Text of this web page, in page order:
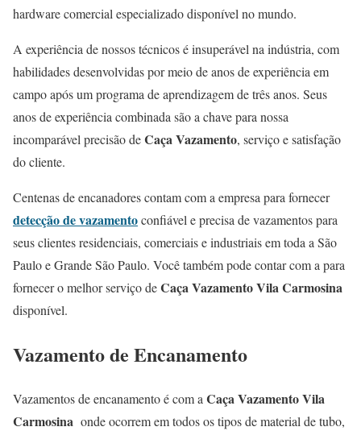
hardware comercial especializado disponível no mundo.
A experiência de nossos técnicos é insuperável na indústria, com
habilidades desenvolvidas por meio de anos de experiência em
campo após um programa de aprendizagem de três anos. Seus
anos de experiência combinada são a chave para nossa
incomparável precisão deCaça Vazamento, serviço e satisfação
do cliente.
Centenas de encanadores contam com a empresa para fornecer
detecção de vazamentoconfiável e precisa de vazamentos para
seus clientes residenciais, comerciais e industriais em toda a São
Paulo e Grande São Paulo. Você também pode contar com a para
fornecer o melhor serviço deCaça Vazamento Vila Carmosina
disponível.
Vazamento de Encanamento
Vazamentos de encanamento é com a Caça Vazamento Vila
Carmosina onde ocorrem em todos os tipos de material de tubo,